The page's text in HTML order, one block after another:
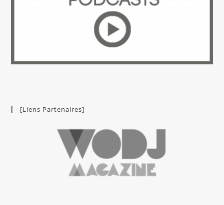
[Liens Partenaires]